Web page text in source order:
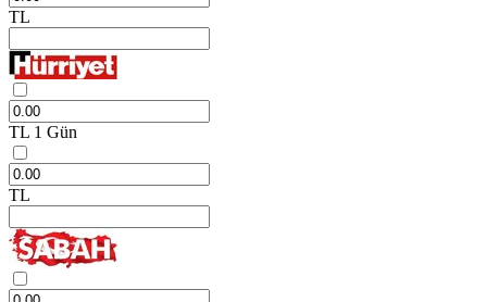
TL
TL 1 Gün
TL